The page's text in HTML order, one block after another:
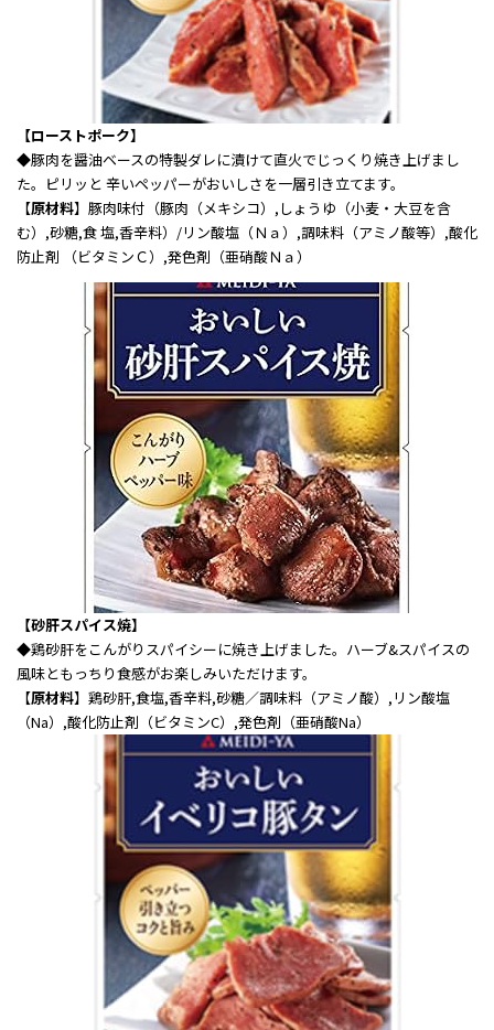
【ローストポーク】
◆豚肉を醤油ベースの特製ダレに漬けて直火でじっくり焼き上げまし
た。ピリッと 辛いペッパーがおいしさを一層引き立てます。
【原材料】豚肉味付（豚肉（メキシコ）,しょうゆ（小麦・大豆を含
む）,砂糖,食 塩,香辛料）/リン酸塩（Ｎａ）,調味料（アミノ酸等）,酸化
防止剤 （ビタミンＣ）,発色剤（亜硝酸Ｎａ）
【砂肝スパイス焼】
◆鶏砂肝をこんがりスパイシーに焼き上げました。ハーブ&スパイスの
風味ともっちり食感がお楽しみいただけます。
【原材料】鶏砂肝,食塩,香辛料,砂糖／調味料（アミノ酸）,リン酸塩
（Na）,酸化防止剤（ビタミンC）,発色剤（亜硝酸Na）